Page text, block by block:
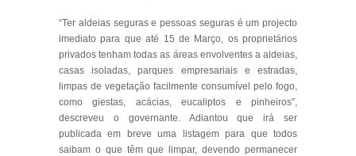
“Ter aldeias seguras e pessoas seguras é um projecto
imediato para que até 15 de Março, os proprietários
privados tenham todas as áreas envolventes a aldeias,
casas isoladas, parques empresariais e estradas,
limpas de vegetação facilmente consumível pelo fogo,
como giestas, acácias, eucaliptos e pinheiros”,
descreveu o governante. Adiantou que irá ser
publicada em breve uma listagem para que todos
saibam o que têm que limpar, devendo permanecer